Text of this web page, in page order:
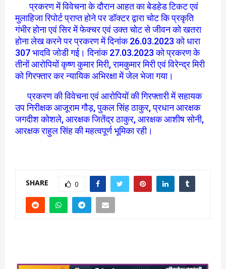
प्रकरण में विवेचना के दौरान आहत का बेडहेड टिकट एवं
मुलाहिजा रिपोर्ट प्राप्त होने पर डॉक्टर द्वारा चोट कि प्रकृति
गंभीर होना एवं सिर में फेक्चर एवं उक्त चोट से जीवन को खतरा
होना लेख करने पर प्रकरण में दिनांक 26.03.2023 को धारा
307 भादवि जोडी गई। दिनांक 27.03.2023 को प्रकरण के
तीनों आरोपियों कृष्ण कुमार मिरी, रामकुमार मिरी एवं विरेन्द्र मिरी
को गिरफ्तार कर न्यायिक अभिरक्षा में जेल भेजा गया।
प्रकरण की विवेचना एवं आरोपियों की गिरफ्तारी में सहायक
उप निरीक्षक आजूराम गौड़, पुकल सिंह ठाकुर, प्रधान आरक्षक
जगदीश कोशले, आरक्षक जितेंद्र ठाकुर, आरक्षक आशीष सोनी,
आरक्षक राहुल सिंह की महत्वपूर्ण भूमिका रही।
SHARE 0